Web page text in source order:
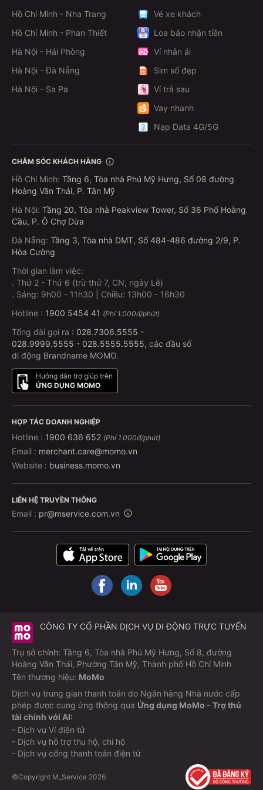
Chỉ cần điện thoại có kết nối internet, bạn có thể đặt vé
xe mọi lúc, mọi nơi:
Bước 1: Mở ứng dụng MoMo
Tìm kiếm từ khóa “Vé xe khách” trên thanh tìm kiếm
Hoặc vào mục “Du lịch - Đi lại” và chọn “Vé xe khách”
mua vé xe kháchngay trên
Bước 2: Nhập thông tin hành trình
Chọn điểm đi, điểm đến, ngày đi, số ghế,…
Bước 3: Xác nhận và thanh toán
Kiểm tra lại thông tin
giây
Không cần xếp hàng – Không lo hết vé – Có vé ngay
trên điện thoại!
Vé có thể đổi/hủy không?
Có – thao tác hoàn/ hủy ngay trên ứng dụng MoMo.
Thông tin chi tiết vui lòng liên hệ trực tiếp với bộ phận
CSKH của MoMo:1900 54 54 41
Xe có hỗ trợ trung chuyển không?
tại Thái Nguyên.
Thời gian di chuyển giữa Hà Nội và Thái
Nguyên là bao lâu?
hình giao thông.
Hồ Chí Minh - Nha Trang
Hồ Chí Minh - Phan Thiết
Hà Nội - Hải Phòng
Hà Nội - Đà Nẵng
Hà Nội - Sa Pa
Vé xe khách
Loa báo nhận tiền
Ví nhân ái
Sim số đẹp
Ví trả sau
Vay nhanh
Nạp Data 4G/5G
CHĂM SÓC KHÁCH HÀNG
Hồ Chí Minh: Tầng 6, Tòa nhà Phú Mỹ Hưng, Số 08 đường
Hoàng Văn Thái, P. Tân Mỹ
Hà Nội: Tầng 20, Tòa nhà Peakview Tower, Số 36 Phố Hoàng
Cầu, P. Ô Chợ Dừa
Đà Nẵng: Tầng 3, Tòa nhà DMT, Số 484-486 đường 2/9, P.
Hòa Cường
Thời gian làm việc:
. Thứ 2 - Thứ 6 (trừ thứ 7, CN, ngày Lễ)
. Sáng: 9h00 - 11h30 | Chiều: 13h00 - 16h30
Hotline : 1900 5454 41 (Phí 1.000đ/phút)
Tổng đài gọi ra : 028.7306.5555 -
028.9999.5555 - 028.5555.5555, các đầu số
di động Brandname MOMO.
Hướng dẫn trợ giúp trên
ỨNG DỤNG MOMO
HỢP TÁC DOANH NGHIỆP
Hotline : 1900 636 652 (Phí 1.000đ/phút)
Email : merchant.care@momo.vn
Website : business.momo.vn
LIÊN HỆ TRUYỀN THÔNG
Email : pr@mservice.com.vn
CÔNG TY CỔ PHẦN DỊCH VỤ DI ĐỘNG TRỰC TUYẾN
Trụ sở chính: Tầng 6, Tòa nhà Phú Mỹ Hưng, Số 8, đường
Hoàng Văn Thái, Phường Tân Mỹ, Thành phố Hồ Chí Minh
Tên thương hiệu: MoMo
Dịch vụ trung gian thanh toán do Ngân hàng Nhà nước cấp
phép được cung ứng thông qua Ứng dụng MoMo - Trợ thủ
tài chính với AI:
- Dịch vụ Ví điện tử
- Dịch vụ hỗ trợ thu hộ, chi hộ
- Dịch vụ cổng thanh toán điện tử
©Copyright M_Service 2026